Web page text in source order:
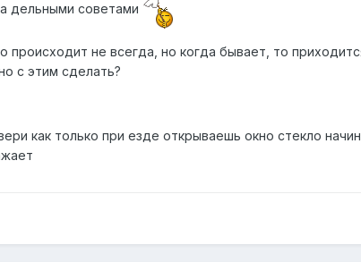
дельными советами
происходит не всегда, но когда бывает, то
с этим сделать?
как только при езде открываешь окно стекло